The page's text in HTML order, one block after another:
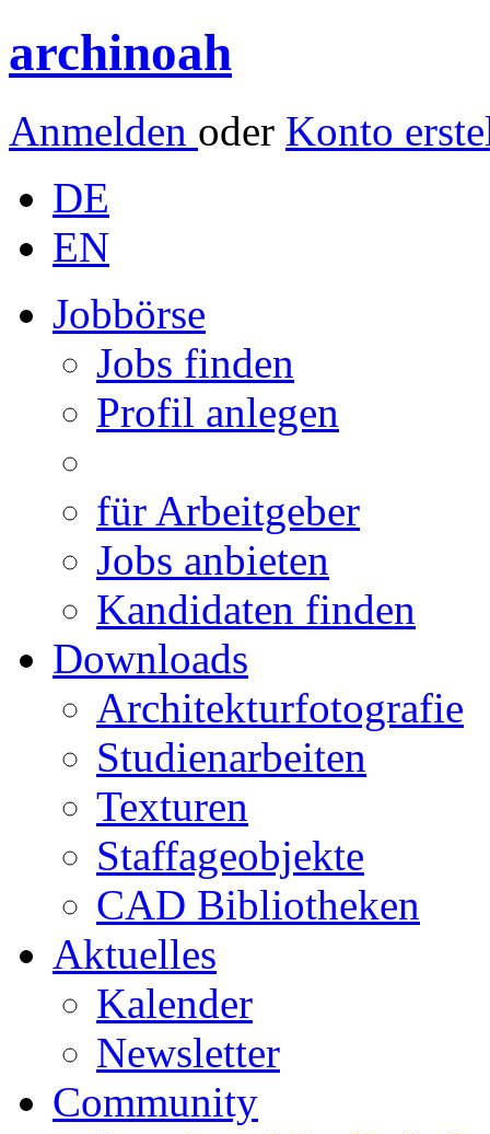
archinoah
Anmelden oder Konto
DE
EN
Jobbörse
Jobs finden
Profil anlegen
für Arbeitgeber
Jobs anbieten
Kandidaten finden
Downloads
Architekturfotografie
Studienarbeiten
Texturen
Staffageobjekte
CAD Bibliotheken
Aktuelles
Kalender
Newsletter
Community